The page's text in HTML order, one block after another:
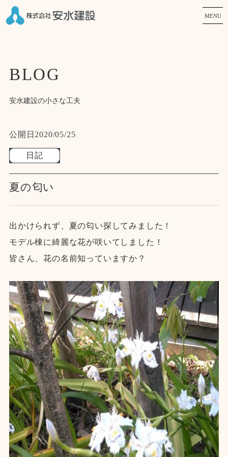
MENU
BLOG
安水建設の小さな工夫
公開日 2020/05/25
日記
夏の匂い
出かけられず、夏の匂い探してみました！
モデル棟に綺麗な花が咲いてしました！
皆さん、花の名前知っていますか？